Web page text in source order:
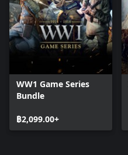
WW1 Game Series
Bundle
฿2,099.00+